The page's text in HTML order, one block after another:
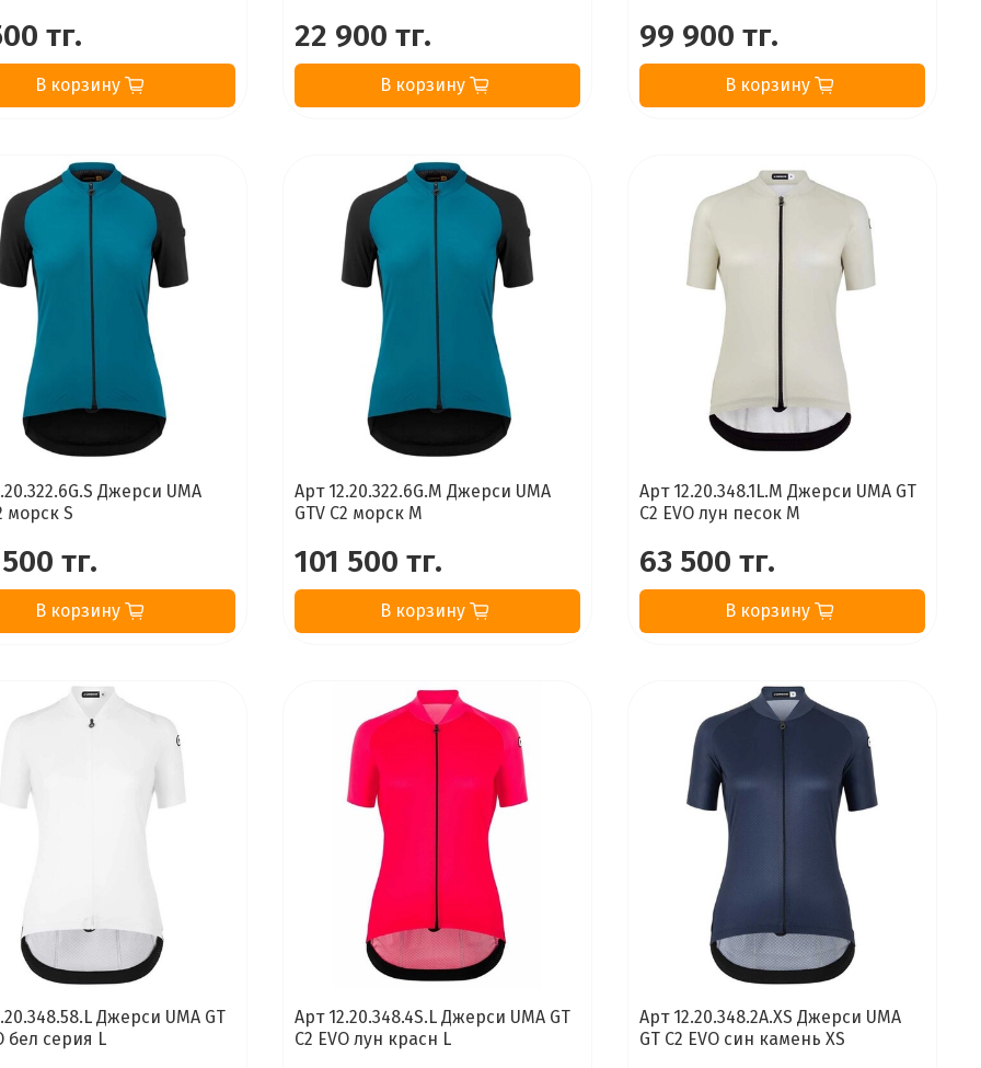
тг.
В корзину
22 900 тг.
В корзину
99 900 тг.
В корзину
Джерси UMA
морск S
тг.
В корзину
Арт 12.20.322.6G.M Джерси UMA
GTV C2 морск M
101 500 тг.
В корзину
Арт 12.20.348.1L.M Джерси UMA GT
C2 EVO лун песок M
63 500 тг.
В корзину
Джерси UMA GT
бел серия L
Арт 12.20.348.4S.L Джерси UMA GT
C2 EVO лун красн L
Арт 12.20.348.2A.XS Джерси UMA
GT C2 EVO син камень XS